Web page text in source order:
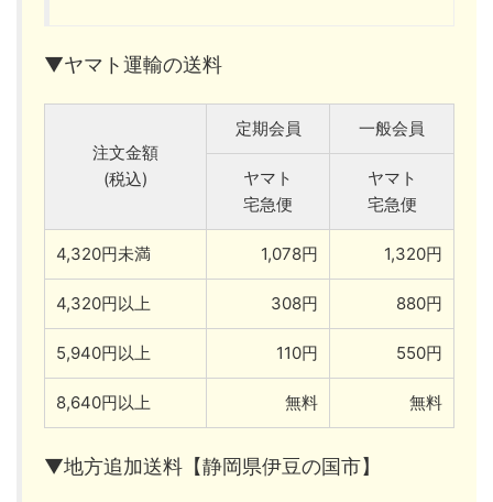
▼ヤマト運輸の送料
注文金額
(税込)
定期会員 一般会員
ヤマト
宅急便
ヤマト
宅急便
4,320円未満 1,078円 1,320円
4,320円以上 308円 880円
5,940円以上 110円 550円
8,640円以上 無料 無料
▼地方追加送料【静岡県伊豆の国市】